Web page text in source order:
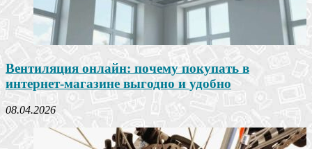
Вентиляция онлайн: почему покупать в
интернет-магазине выгодно и удобно
08.04.2026